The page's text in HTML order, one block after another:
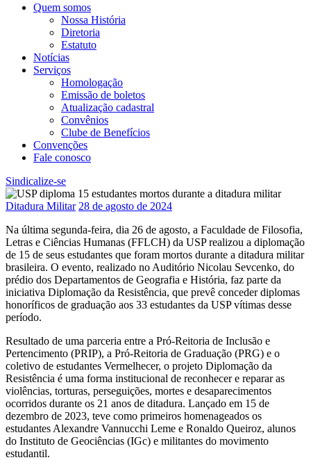
Quem somos
Nossa História
Diretoria
Estatuto
Notícias
Serviços
Homologação
Emissão de boletos
Atualização cadastral
Convênios
Clube de Benefícios
Convenções
Fale conosco
Sindicalize-se
Ditadura Militar 28 de agosto de 2024
Na última segunda-feira, dia 26 de agosto, a Faculdade de Filosofia,
Letras e Ciências Humanas (FFLCH) da USP realizou a diplomação
de 15 de seus estudantes que foram mortos durante a ditadura militar
brasileira. O evento, realizado no Auditório Nicolau Sevcenko, do
prédio dos Departamentos de Geografia e História, faz parte da
iniciativa Diplomação da Resistência, que prevê conceder diplomas
honoríficos de graduação aos 33 estudantes da USP vítimas desse
período.
Resultado de uma parceria entre a Pró-Reitoria de Inclusão e
Pertencimento (PRIP), a Pró-Reitoria de Graduação (PRG) e o
coletivo de estudantes Vermelhecer, o projeto Diplomação da
Resistência é uma forma institucional de reconhecer e reparar as
violências, torturas, perseguições, mortes e desaparecimentos
ocorridos durante os 21 anos de ditadura. Lançado em 15 de
dezembro de 2023, teve como primeiros homenageados os
estudantes Alexandre Vannucchi Leme e Ronaldo Queiroz, alunos
do Instituto de Geociências (IGc) e militantes do movimento
estudantil.